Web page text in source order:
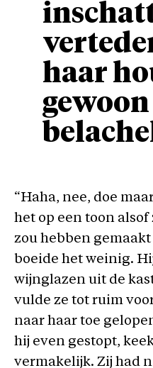
haar
gewoon
“Haha, nee, doe
het op een toon alsof
zou hebben
boeide het weinig.
wijnglazen uit de
vulde ze tot ruim
naar haar toe
hij even gestopt,
vermakelijk. Zij had